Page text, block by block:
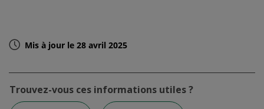
Mis à jour le 28 avril 2025
Trouvez-vous ces informations utiles ?